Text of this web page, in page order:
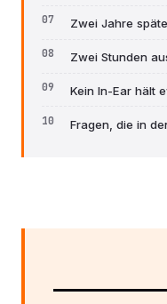
Zwei Jahre
Zwei Stunden
Kein In-Ear hält
Fragen, die in